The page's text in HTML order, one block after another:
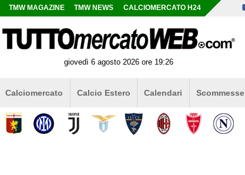
TMW MAGAZINE TMW NEWS CALCIOMERCATO H24
giovedì 6 agosto 2026 ore 19:26
Calciomercato Calcio Estero Calendari Scommesse